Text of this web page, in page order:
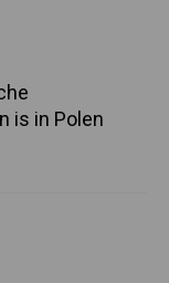
is in Polen